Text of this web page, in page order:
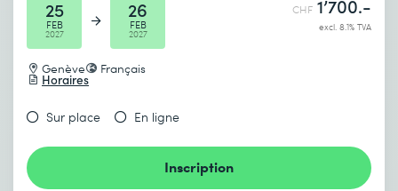
25
FEB
2027
26
FEB
2027
Genève Français
Horaires
CHF 1’700.-
excl. 8.1% TVA
Sur place En ligne
Inscription